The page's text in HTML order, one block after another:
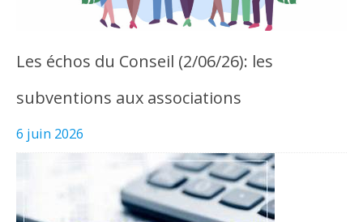
Les échos du Conseil (2/06/26): les
subventions aux associations
6 juin 2026